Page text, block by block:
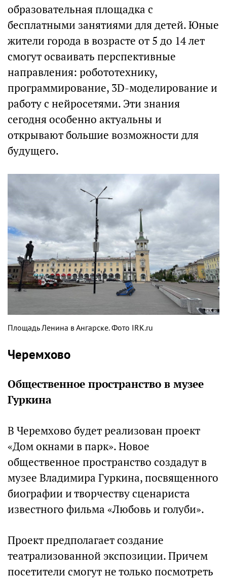
образовательная площадка с
бесплатными занятиями для детей. Юные
жители города в возрасте от 5 до 14 лет
смогут осваивать перспективные
направления: робототехнику,
программирование, 3D-моделирование и
работу с нейросетями. Эти знания
сегодня особенно актуальны и
открывают большие возможности для
будущего.
Площадь Ленина в Ангарске. Фото IRK.ru
Черемхово
Общественное пространство в музее
Гуркина
В Черемхово будет реализован проект
«Дом окнами в парк». Новое
общественное пространство создадут в
музее Владимира Гуркина, посвященного
биографии и творчеству сценариста
известного фильма «Любовь и голуби».
Проект предполагает создание
театрализованной экспозиции. Причем
посетители смогут не только посмотреть